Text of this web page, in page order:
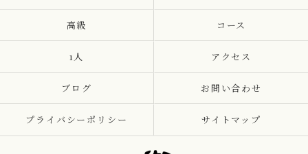
高級 コース
1人 アクセス
ブログ お問い合わせ
プライバシーポリシー サイトマップ